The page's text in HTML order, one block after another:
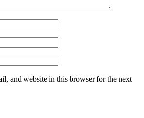
and website in this browser for the next